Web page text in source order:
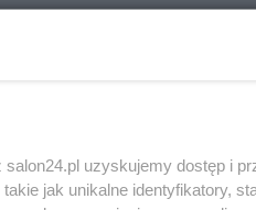
karne.
społecznościowych”,
uzyskujemy dostęp i
jak unikalne identyfikatory,